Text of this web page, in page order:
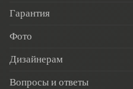
Гарантия
Фото
Дизайнерам
Вопросы и ответы